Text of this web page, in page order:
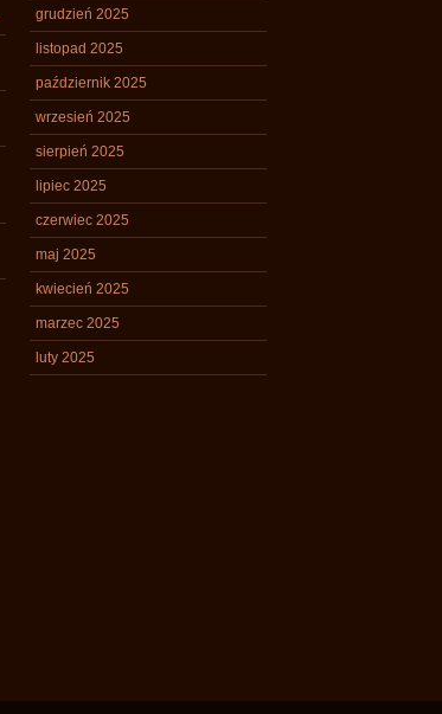
grudzień 2025
listopad 2025
październik 2025
wrzesień 2025
sierpień 2025
lipiec 2025
czerwiec 2025
maj 2025
kwiecień 2025
marzec 2025
luty 2025